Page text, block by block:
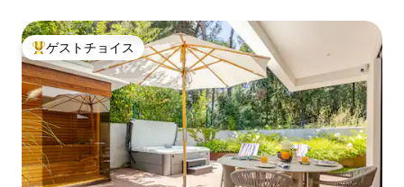
大好評のゲストチョイスです。
ゲストチョイス